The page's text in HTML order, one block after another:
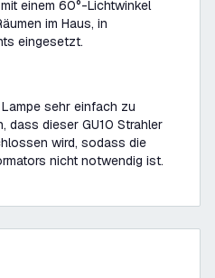
einem 60°-Lichtwinkel
im Haus, in
eingesetzt.
sehr einfach zu
dass dieser GU10 Strahler
wird, sodass die
nicht notwendig ist.